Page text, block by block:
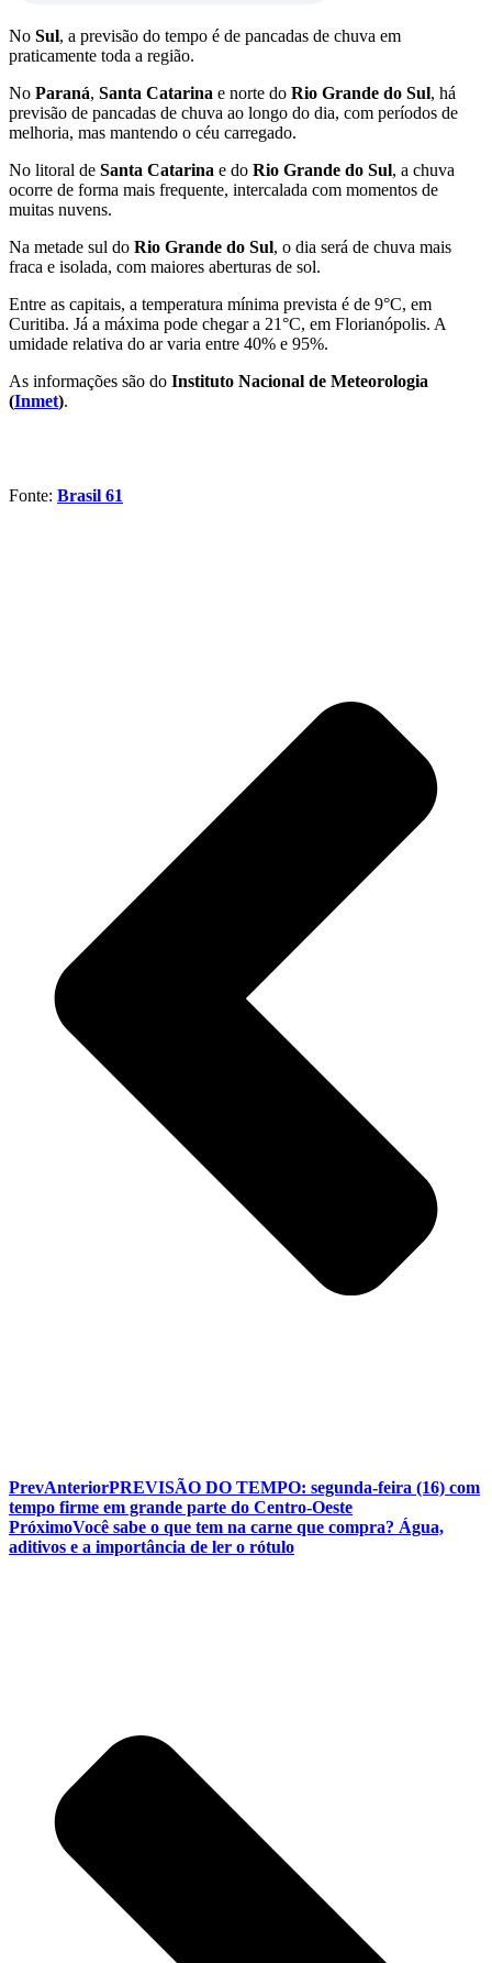
No Sul, a previsão do tempo é de pancadas de chuva em
praticamente toda a região.
No Paraná, Santa Catarina e norte do Rio Grande do Sul, há
previsão de pancadas de chuva ao longo do dia, com períodos de
melhoria, mas mantendo o céu carregado.
No litoral de Santa Catarina e do Rio Grande do Sul, a chuva
ocorre de forma mais frequente, intercalada com momentos de
muitas nuvens.
Na metade sul do Rio Grande do Sul, o dia será de chuva mais
fraca e isolada, com maiores aberturas de sol.
Entre as capitais, a temperatura mínima prevista é de 9°C, em
Curitiba. Já a máxima pode chegar a 21°C, em Florianópolis. A
umidade relativa do ar varia entre 40% e 95%.
As informações são do Instituto Nacional de Meteorologia
(Inmet).
Fonte: Brasil 61
PrevAnteriorPREVISÃO DO TEMPO: segunda-feira (16) com
tempo firme em grande parte do Centro-Oeste
PróximoVocê sabe o que tem na carne que compra? Água,
aditivos e a importância de ler o rótulo